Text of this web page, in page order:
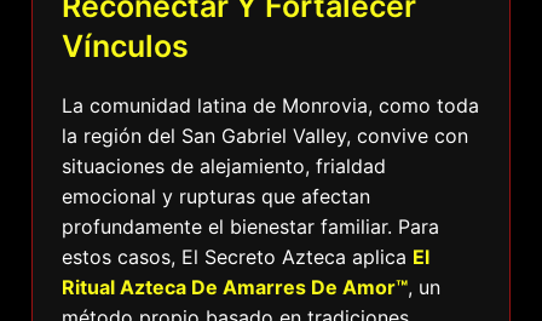
Vínculos
La comunidad latina de Monrovia, como toda
la región del San Gabriel Valley, convive con
situaciones de alejamiento, frialdad
emocional y rupturas que afectan
profundamente el bienestar familiar. Para
estos casos, El Secreto Azteca aplica El
Ritual Azteca De Amarres De Amor™, un